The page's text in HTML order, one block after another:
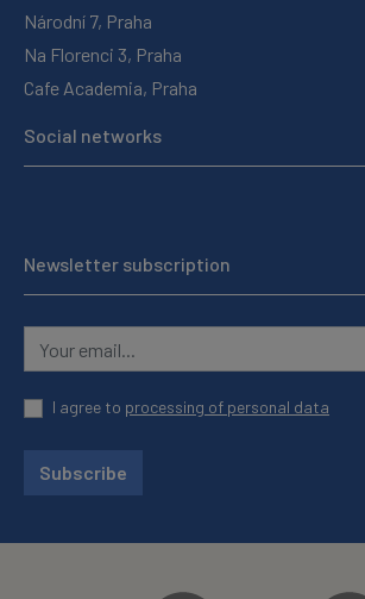
Národní 7, Praha
Na Florenci 3, Praha
Cafe Academia, Praha
Social networks
Newsletter subscription
I agree to processing of personal data
Subscribe